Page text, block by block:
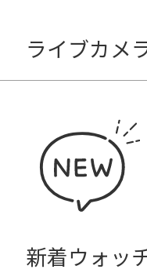
ライブカメ
新着ウォッ